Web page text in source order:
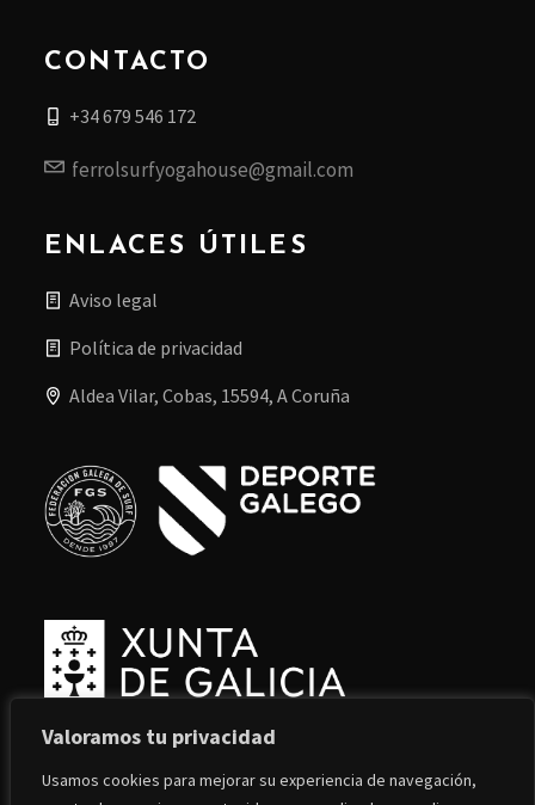
Valoramos tu privacidad
Usamos cookies para mejorar su experiencia de navegación,
CONTACTO
+34 679 546 172
ferrolsurfyogahouse@gmail.com
ENLACES ÚTILES
Aviso legal
Política de privacidad
Aldea Vilar, Cobas, 15594, A Coruña